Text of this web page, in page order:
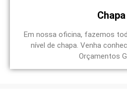
Chapa
Em nossa oficina, fazemos
nível de chapa. Venha
Orçamentos